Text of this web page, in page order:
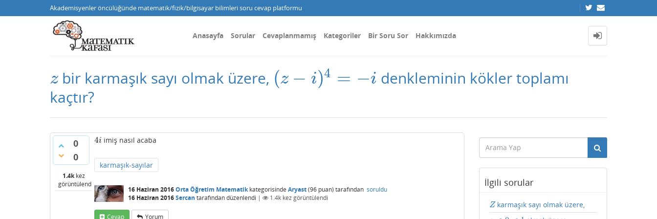
Akademisyenler öncülüğünde matematik/fizik/bilgisayar bilimleri soru cevap platformu
Anasayfa Sorular Cevaplanmamış Kategoriler Bir Soru Sor Hakkımızda
z
zbir karmaşık sayı olmak üzere, (z − i)4 = −i
(z− i)4 =−i
denkleminin kökler toplamı
kaçtır?
0
0
1.4kkez
görüntülendi
4i
4i imiş nasıl acaba
karmaşık-sayılar
16 Haziran 2016Orta Öğretim Matematikkategorisinde Aryast(96 puan) tarafından soruldu
16 Haziran 2016Sercan tarafındandüzenlendi | 1.4k kez görüntülendi
Cevap Yorum
İlgili sorular
Z
Z karmaşık sayı olmak üzere,